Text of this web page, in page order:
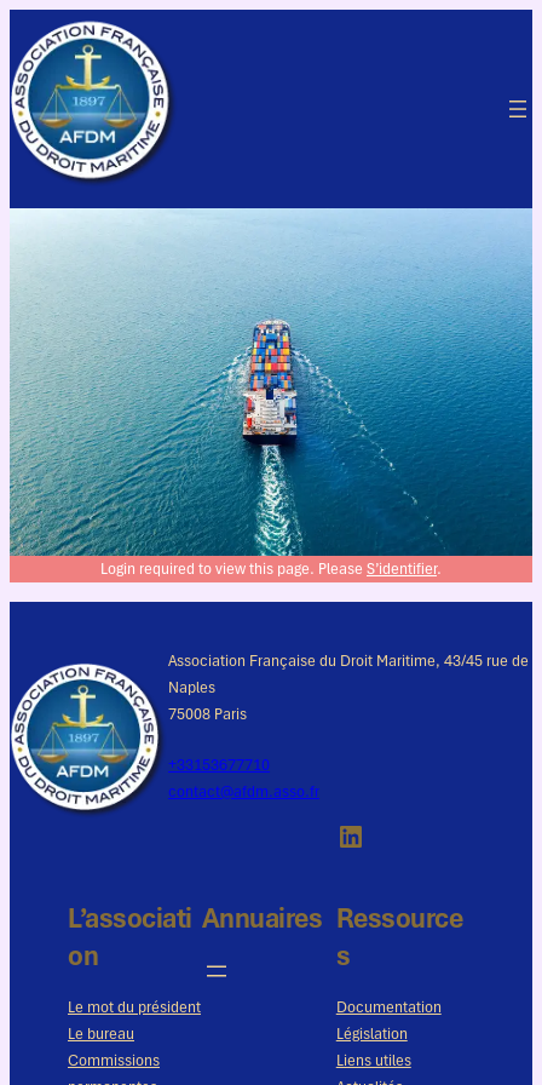
Login required to view this page. Please S’identifier.
Association Française du Droit Maritime, 43/45 rue de
Naples
75008 Paris
+33153677710
contact@afdm.asso.fr
LinkedIn
L’associati
on
Le mot du président
Le bureau
Commissions
Annuaires Ressource
s
Documentation
Législation
Liens utiles